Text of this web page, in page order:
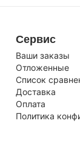
Сервис
Ваши заказы
Отложенные
Список
Доставка
Оплата
Политика